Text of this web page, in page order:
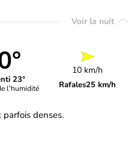
Voir la nuit
23°
l'humidité
10 km/h
Rafales25 km/h
parfois denses.